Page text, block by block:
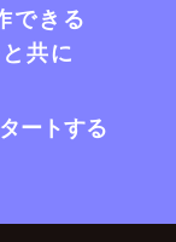
できる
共に
ートする